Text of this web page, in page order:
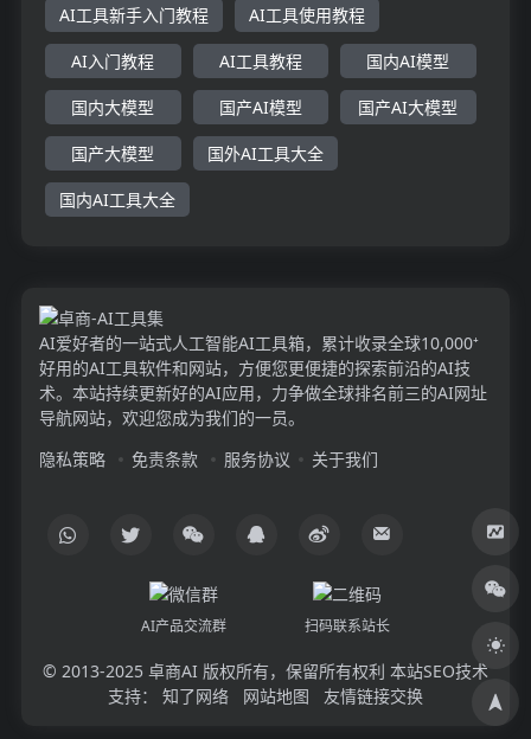
AI工具新手入门教程 AI工具使用教程
AI入门教程 AI工具教程 国内AI模型
国内大模型 国产AI模型 国产AI大模型
国产大模型 国外AI工具大全
国内AI工具大全
AI爱好者的一站式人工智能AI工具箱，累计收录全球10,000⁺
好用的AI工具软件和网站，方便您更便捷的探索前沿的AI技
术。本站持续更新好的AI应用，力争做全球排名前三的AI网址
导航网站，欢迎您成为我们的一员。
隐私策略
免责条款 服务协议 关于我们
AI产品交流群 扫码联系站长
© 2013-2025 卓商AI 版权所有，保留所有权利 本站SEO技术
支持：
知了网络 网站地图 友情链接交换